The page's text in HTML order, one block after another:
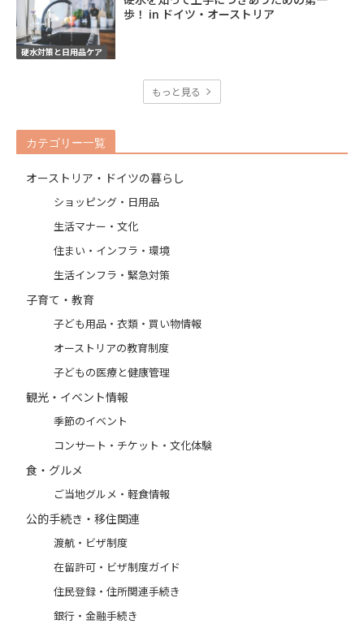
硬水対策と日用品ケア
歩！ in ドイツ・オーストリア
もっと見る
カテゴリー一覧
オーストリア・ドイツの暮らし
ショッピング・日用品
生活マナー・文化
住まい・インフラ・環境
生活インフラ・緊急対策
子育て・教育
子ども用品・衣類・買い物情報
オーストリアの教育制度
子どもの医療と健康管理
観光・イベント情報
季節のイベント
コンサート・チケット・文化体験
食・グルメ
ご当地グルメ・軽食情報
公的手続き・移住関連
渡航・ビザ制度
在留許可・ビザ制度ガイド
住民登録・住所関連手続き
銀行・金融手続き